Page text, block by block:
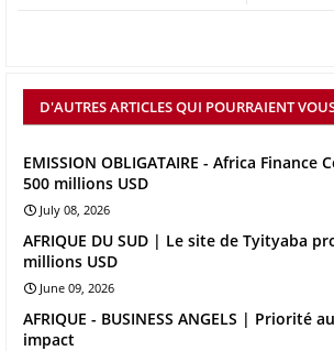
D'AUTRES ARTICLES QUI POURRAIENT
EMISSION OBLIGATAIRE - Africa
500 millions USD
July 08, 2026
AFRIQUE DU SUD | Le site de Tyityaba
millions USD
June 09, 2026
AFRIQUE - BUSINESS ANGELS | Priorité
impact